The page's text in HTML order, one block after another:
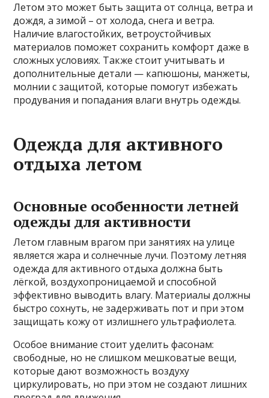
Летом это может быть защита от солнца, ветра и
дождя, а зимой – от холода, снега и ветра.
Наличие влагостойких, ветроустойчивых
материалов поможет сохранить комфорт даже в
сложных условиях. Также стоит учитывать и
дополнительные детали — капюшоны, манжеты,
молнии с защитой, которые помогут избежать
продувания и попадания влаги внутрь одежды.
Одежда для активного
отдыха летом
Основные особенности летней
одежды для активности
Летом главным врагом при занятиях на улице
является жара и солнечные лучи. Поэтому летняя
одежда для активного отдыха должна быть
лёгкой, воздухопроницаемой и способной
эффективно выводить влагу. Материалы должны
быстро сохнуть, не задерживать пот и при этом
защищать кожу от излишнего ультрафиолета.
Особое внимание стоит уделить фасонам:
свободные, но не слишком мешковатые вещи,
которые дают возможность воздуху
циркулировать, но при этом не создают лишних